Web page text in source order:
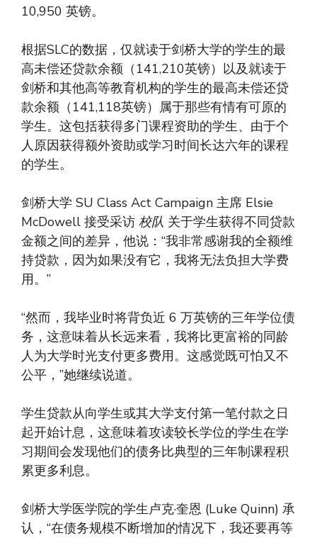
10,950 英镑。
根据SLC的数据，仅就读于剑桥大学的学生的最
高未偿还贷款余额（141,210英镑）以及就读于
剑桥和其他高等教育机构的学生的最高未偿还贷
款余额（141,118英镑）属于那些有情有可原的
学生。这包括获得多门课程资助的学生、由于个
人原因获得额外资助或学习时间长达六年的课程
的学生。
剑桥大学 SU Class Act Campaign 主席 Elsie
McDowell 接受采访 校队 关于学生获得不同贷款
金额之间的差异，他说：“我非常感谢我的全额维
持贷款，因为如果没有它，我将无法负担大学费
用。”
“然而，我毕业时将背负近 6 万英镑的三年学位债
务，这意味着从长远来看，我将比更富裕的同龄
人为大学时光支付更多费用。这感觉既可怕又不
公平，”她继续说道。
学生贷款从向学生或其大学支付第一笔付款之日
起开始计息，这意味着攻读较长学位的学生在学
习期间会发现他们的债务比典型的三年制课程积
累更多利息。
剑桥大学医学院的学生卢克·奎恩 (Luke Quinn) 承
认，“在债务规模不断增加的情况下，我还要再等